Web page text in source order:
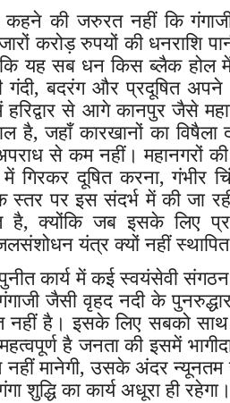
कहने की जरुरत नहीं कि
करोड़ रुपयों की धनराशि
यह सब धन किस ब्लैक होल
गंदी, बदरंग और प्रदूषित
से आगे कानपुर जैसे
है, जहाँ कारखानों का विषैला
से कम नहीं। महानगरों
में गिरकर दूषित करना, गंभीर
स्तर पर इस संदर्भ में की जा
है, क्योंकि जब इसके लिए
यंत्र क्यों नहीं
कार्य में कई स्वयंसेवी
जैसी वृहद नदी के
नहीं है। इसके लिए सबको
है जनता की इसमें
नहीं मानेगी, उसके अंदर न्यूनतम
शुद्धि का कार्य अधूरा ही